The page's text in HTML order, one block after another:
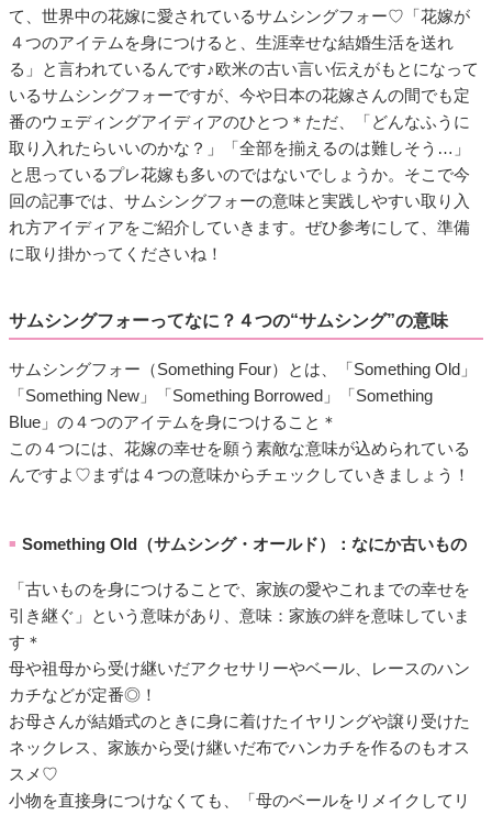
て、世界中の花嫁に愛されているサムシングフォー♡「花嫁が
４つのアイテムを身につけると、生涯幸せな結婚生活を送れ
る」と言われているんです♪欧米の古い言い伝えがもとになって
いるサムシングフォーですが、今や日本の花嫁さんの間でも定
番のウェディングアイディアのひとつ＊ただ、「どんなふうに
取り入れたらいいのかな？」「全部を揃えるのは難しそう…」
と思っているプレ花嫁も多いのではないでしょうか。そこで今
回の記事では、サムシングフォーの意味と実践しやすい取り入
れ方アイディアをご紹介していきます。ぜひ参考にして、準備
に取り掛かってくださいね！
サムシングフォーってなに？４つの“サムシング”の意味
サムシングフォー（Something Four）とは、「Something Old」
「Something New」「Something Borrowed」「Something
Blue」の４つのアイテムを身につけること＊
この４つには、花嫁の幸せを願う素敵な意味が込められている
んですよ♡まずは４つの意味からチェックしていきましょう！
■ Something Old（サムシング・オールド）：なにか古いもの
「古いものを身につけることで、家族の愛やこれまでの幸せを
引き継ぐ」という意味があり、意味：家族の絆を意味していま
す＊
母や祖母から受け継いだアクセサリーやベール、レースのハン
カチなどが定番◎！
お母さんが結婚式のときに身に着けたイヤリングや譲り受けた
ネックレス、家族から受け継いだ布でハンカチを作るのもオス
スメ♡
小物を直接身につけなくても、「母のベールをリメイクしてリ